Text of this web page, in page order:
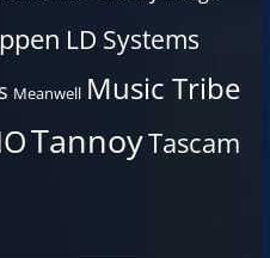
LD Systems
Meanwell Music Tribe
TannoyTascam